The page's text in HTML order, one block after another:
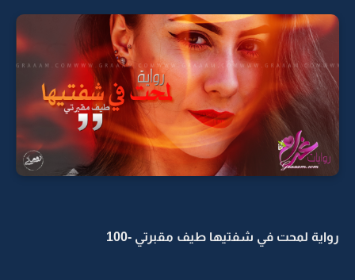
رواية لمحت في شفتيها طيف مقبرتي -100